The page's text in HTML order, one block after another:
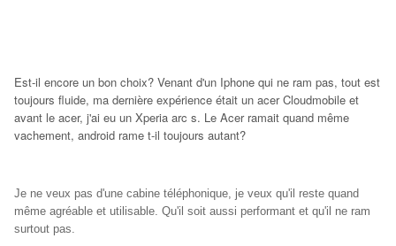
Est-il encore un bon choix? Venant d'un Iphone qui ne ram pas, tout est
toujours fluide, ma dernière expérience était un acer Cloudmobile et
avant le acer, j'ai eu un Xperia arc s. Le Acer ramait quand même
vachement, android rame t-il toujours autant?
Je ne veux pas d'une cabine téléphonique, je veux qu'il reste quand
même agréable et utilisable. Qu'il soit aussi performant et qu'il ne ram
surtout pas.